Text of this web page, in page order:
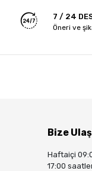
7 / 24
Öneri ve
Bize
Haftaiçi
17:00